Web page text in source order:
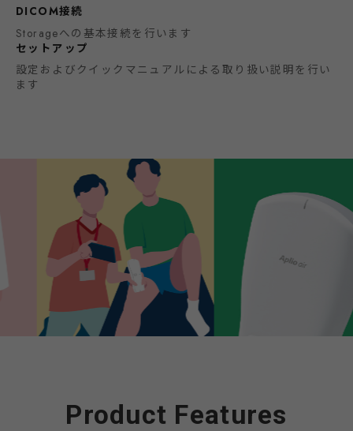
DICOM接続
Storageへの基本接続を行います
セットアップ
設定およびクイックマニュアルによる取り扱い説明を行い
ます
Product Features